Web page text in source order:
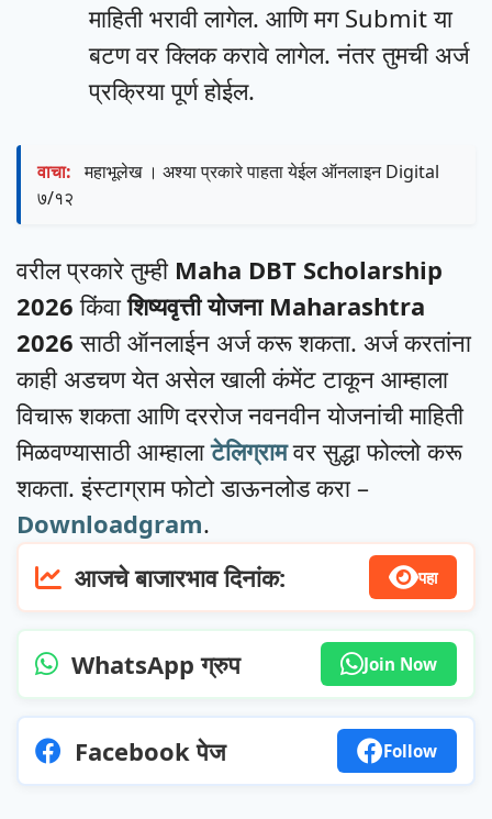
माहिती भरावी लागेल. आणि मग Submit या
बटण वर क्लिक करावे लागेल. नंतर तुमची अर्ज
प्रक्रिया पूर्ण होईल.
वाचा: महाभूलेख । अश्या प्रकारे पाहता येईल ऑनलाइन Digital
७/१२
वरील प्रकारे तुम्ही Maha DBT Scholarship
2026 किंवाशिष्यवृत्ती योजना Maharashtra
2026 साठी ऑनलाईन अर्ज करू शकता. अर्ज करतांना
काही अडचण येत असेल खाली कंमेंट टाकून आम्हाला
विचारू शकता आणि दररोज नवनवीन योजनांची माहिती
मिळवण्यासाठी आम्हालाटेलिग्रामवर सुद्धा फोल्लो करू
शकता. इंस्टाग्राम फोटो डाऊनलोड करा –
Downloadgram.
आजचे बाजारभाव दिनांक:
पहा
WhatsApp ग्रुप Join Now
Facebook पेज Follow